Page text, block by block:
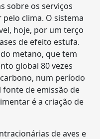
sobre os serviços
clima. O sistema
hoje, por um terço
de efeito estufa.
metano, que tem
global 80 vezes
num período
fonte de emissão de
é a criação de
de aves e